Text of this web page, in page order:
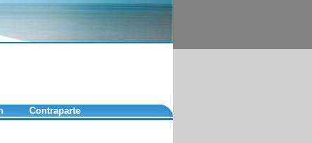
Contraparte